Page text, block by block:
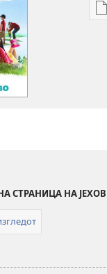
СТРАНИЦА НА